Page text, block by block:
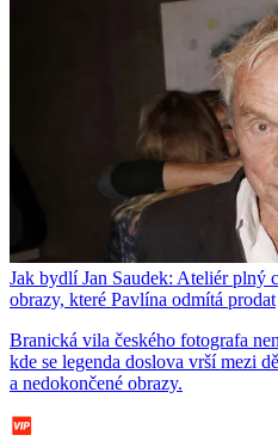
Jak bydlí Jan Saudek: Ateliér plný
obrazy, které Pavlína odmítá prodat
Branická vila českého fotografa
kde se legenda doslova vrší mezi
a nedokončené obrazy.